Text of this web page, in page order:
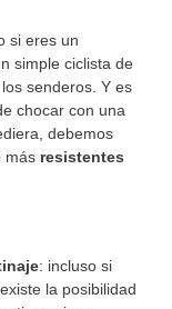
si eres un
simple ciclista de
senderos. Y es
chocar con una
debemos
más resistentes
: incluso si
la posibilidad